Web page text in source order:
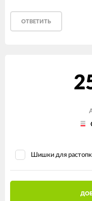
ОТВЕТИТЬ
Шишки для